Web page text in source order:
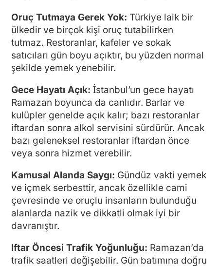
Oruç Tutmaya Gerek Yok: Türkiye laik bir
ülkedir ve birçok kişi oruç tutabilirken
tutmaz. Restoranlar, kafeler ve sokak
satıcıları gün boyu açıktır, bu yüzden normal
şekilde yemek yenebilir.
Gece Hayatı Açık: İstanbul’un gece hayatı
Ramazan boyunca da canlıdır. Barlar ve
kulüpler genelde açık kalır; bazı restoranlar
iftardan sonra alkol servisini sürdürür. Ancak
bazı geleneksel restoranlar iftardan önce
veya sonra hizmet verebilir.
Kamusal Alanda Saygı: Gündüz vakti yemek
ve içmek serbesttir, ancak özellikle cami
çevresinde ve oruçlu insanların bulunduğu
alanlarda nazik ve dikkatli olmak iyi bir
davranıştır.
Iftar Öncesi Trafik Yoğunluğu: Ramazan’da
trafik saatleri değişebilir. Gün batımına doğru